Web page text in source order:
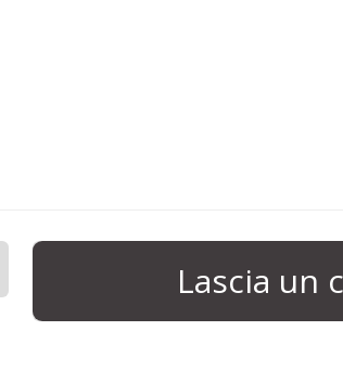
Lascia un